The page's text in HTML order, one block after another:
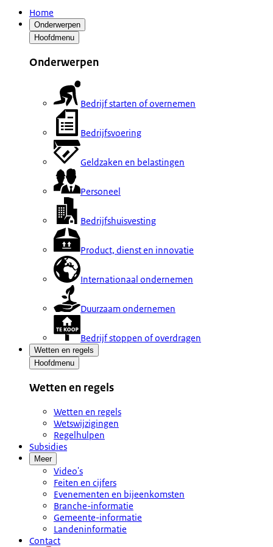
Home
Onderwerpen
Hoofdmenu
Onderwerpen
Bedrijf starten of overnemen
Bedrijfsvoering
Geldzaken en belastingen
Personeel
Bedrijfshuisvesting
Product, dienst en innovatie
Internationaal ondernemen
Duurzaam ondernemen
Bedrijf stoppen of overdragen
Wetten en regels
Hoofdmenu
Wetten en regels
Wetten en regels
Wetswijzigingen
Regelhulpen
Subsidies
Meer
Video's
Feiten en cijfers
Evenementen en bijeenkomsten
Branche-informatie
Gemeente-informatie
Landeninformatie
Contact